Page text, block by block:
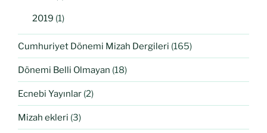
2019 (1)
Cumhuriyet Dönemi Mizah Dergileri (165)
Dönemi Belli Olmayan (18)
Ecnebi Yayınlar (2)
Mizah ekleri (3)